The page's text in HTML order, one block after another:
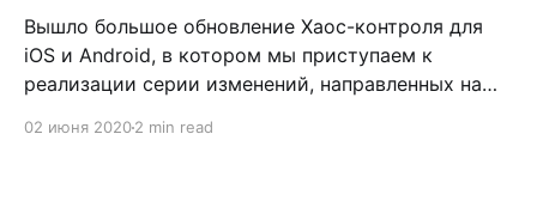
Вышло большое обновление Хаос-контроля для
iOS и Android, в котором мы приступаем к
реализации серии изменений, направленных на
02 июня 20202 min read